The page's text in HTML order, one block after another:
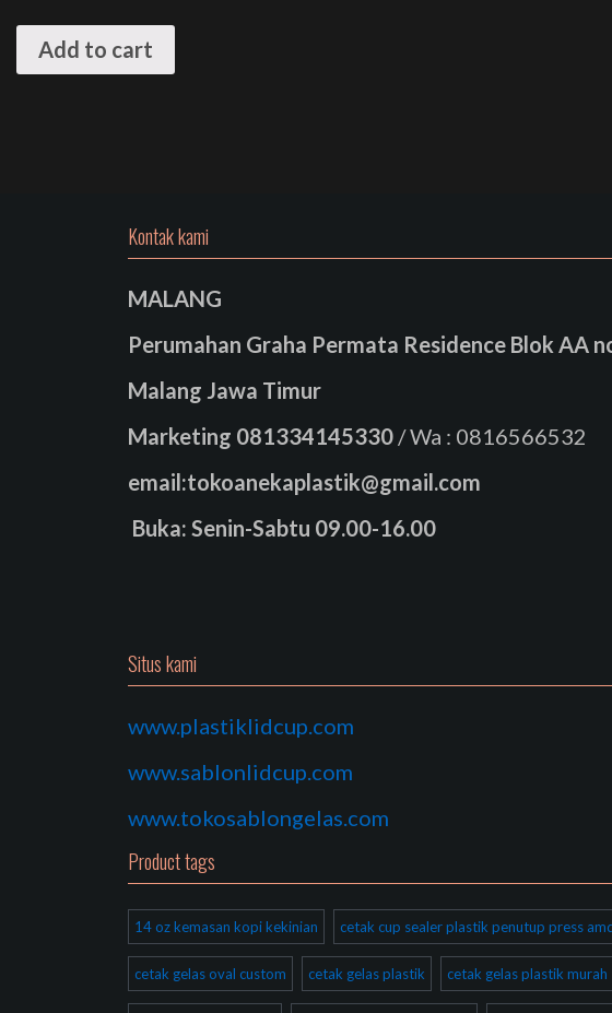
Add to cart
Kontak kami
MALANG
Perumahan Graha Permata Residence Blok AA
Malang Jawa Timur
Marketing 081334145330 / Wa : 0816566532
email:tokoanekaplastik@gmail.com
Buka: Senin-Sabtu 09.00-16.00
Situs kami
www.plastiklidcup.com
www.sablonlidcup.com
www.tokosablongelas.com
Product tags
14 oz kemasan kopi kekinian cetak cup sealer plastik penutup press
cetak gelas oval custom cetak gelas plastik cetak gelas plastik murah